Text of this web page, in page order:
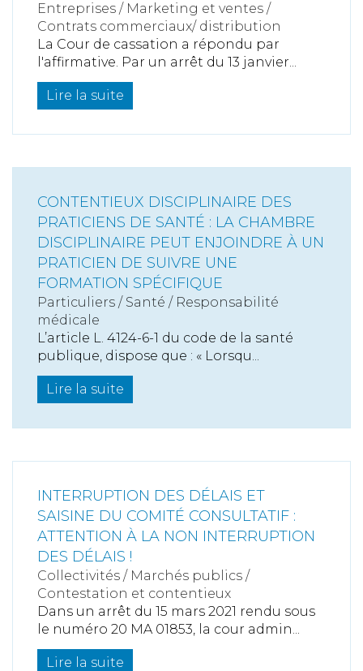
Entreprises / Marketing et ventes /
Contrats commerciaux/ distribution
La Cour de cassation a répondu par
l'affirmative. Par un arrêt du 13 janvier...
Lire la suite
CONTENTIEUX DISCIPLINAIRE DES
PRATICIENS DE SANTÉ : LA CHAMBRE
DISCIPLINAIRE PEUT ENJOINDRE À UN
PRATICIEN DE SUIVRE UNE
FORMATION SPÉCIFIQUE
Particuliers / Santé / Responsabilité
médicale
L’article L. 4124-6-1 du code de la santé
publique, dispose que : « Lorsqu...
Lire la suite
INTERRUPTION DES DÉLAIS ET
SAISINE DU COMITÉ CONSULTATIF :
ATTENTION À LA NON INTERRUPTION
DES DÉLAIS !
Collectivités / Marchés publics /
Contestation et contentieux
Dans un arrêt du 15 mars 2021 rendu sous
le numéro 20 MA 01853, la cour admin...
Lire la suite